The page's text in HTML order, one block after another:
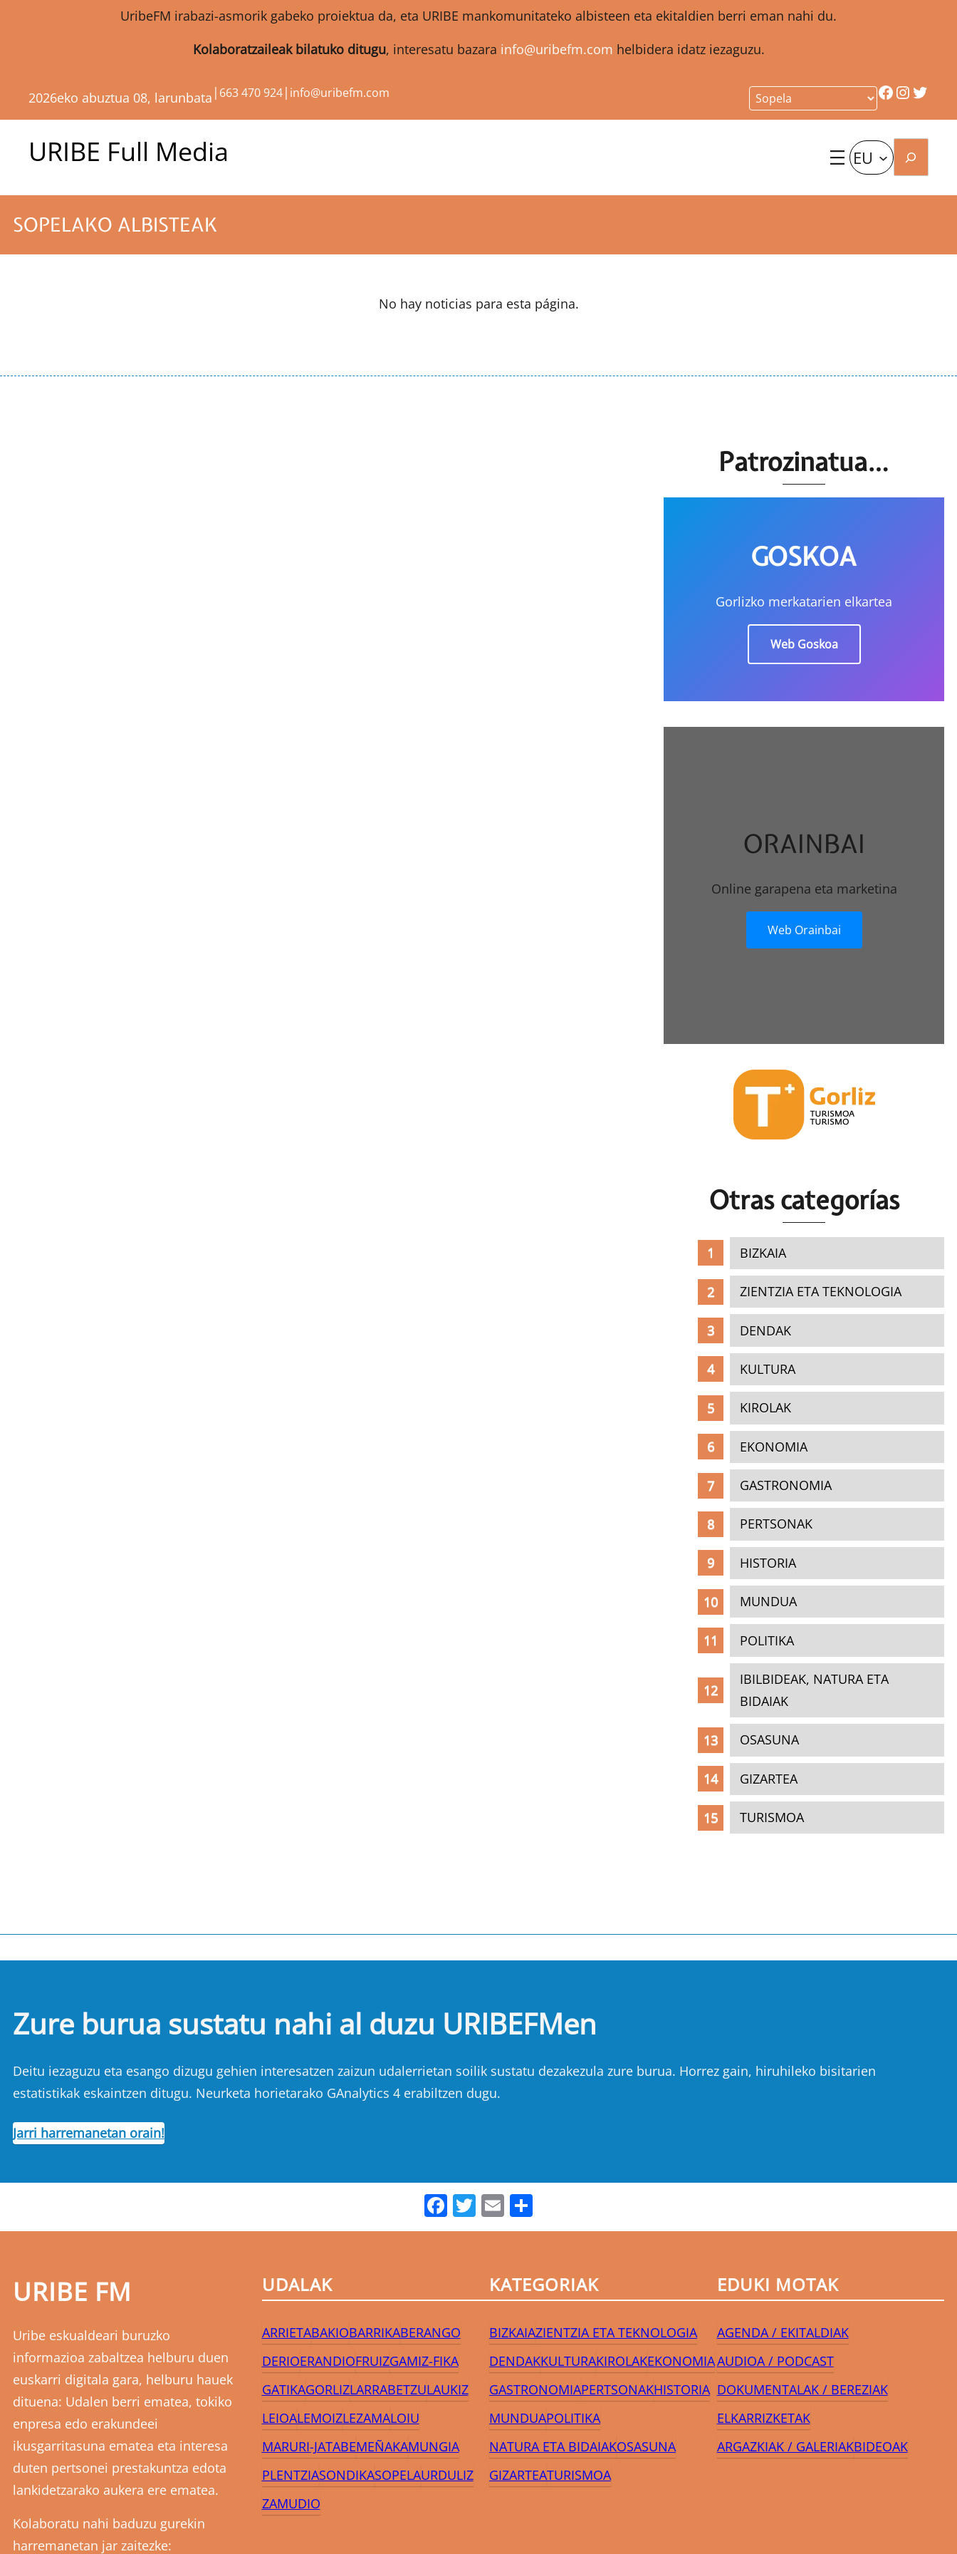
UribeFM irabazi-asmorik gabeko proiektua da, eta URIBE mankomunitateko albisteen eta ekitaldien berri eman nahi du.
Kolaboratzaileak bilatuko ditugu, interesatu bazara info@uribefm.com helbidera idatz iezaguzu.
2026eko abuztua 08, larunbata | 663 470 924| info@uribefm.com Facebook
URIBE Full Media EU Bilatu
SOPELAKO ALBISTEAK
No hay noticias para esta página.
Patrozinatua…
GOSKOA
Gorlizko merkatarien elkartea
Web Goskoa
ORAINBAI
Online garapena eta marketina
Web Orainbai
Otras categorías
BIZKAIA
ZIENTZIA ETA TEKNOLOGIA
DENDAK
KULTURA
KIROLAK
EKONOMIA
GASTRONOMIA
PERTSONAK
HISTORIA
MUNDUA
POLITIKA
IBILBIDEAK, NATURA ETA
BIDAIAK
OSASUNA
GIZARTEA
TURISMOA
Zure burua sustatu nahi al duzu URIBEFMen
Deitu iezaguzu eta esango dizugu gehien interesatzen zaizun udalerrietan soilik sustatu dezakezula zure burua. Horrez gain, hiruhileko bisitarien
estatistikak eskaintzen ditugu. Neurketa horietarako GAnalytics 4 erabiltzen dugu.
Jarri harremanetan orain!
Facebook
Twitter
Email
URIBE FM
Uribe eskualdeari buruzko
informazioa zabaltzea helburu duen
euskarri digitala gara, helburu hauek
dituena: Udalen berri ematea, tokiko
enpresa edo erakundeei
ikusgarritasuna ematea eta interesa
duten pertsonei prestakuntza edota
lankidetzarako aukera ere ematea.
Kolaboratu nahi baduzu gurekin
harremanetan jar zaitezke:
UDALAK
ARRIETABAKIOBARRIKABERANGO
DERIOERANDIOFRUIZGAMIZ-FIKA
GATIKAGORLIZLARRABETZULAUKIZ
LEIOALEMOIZLEZAMALOIU
MARURI-JATABEMEÑAKAMUNGIA
PLENTZIASONDIKASOPELAURDULIZ
ZAMUDIO
KATEGORIAK
BIZKAIAZIENTZIA ETA TEKNOLOGIA
DENDAKKULTURAKIROLAKEKONOMIA
GASTRONOMIAPERTSONAKHISTORIA
MUNDUAPOLITIKA
NATURA ETA BIDAIAKOSASUNA
GIZARTEATURISMOA
EDUKI MOTAK
AGENDA / EKITALDIAK
AUDIOA / PODCAST
DOKUMENTALAK / BEREZIAK
ELKARRIZKETAK
ARGAZKIAK / GALERIAKBIDEOAK